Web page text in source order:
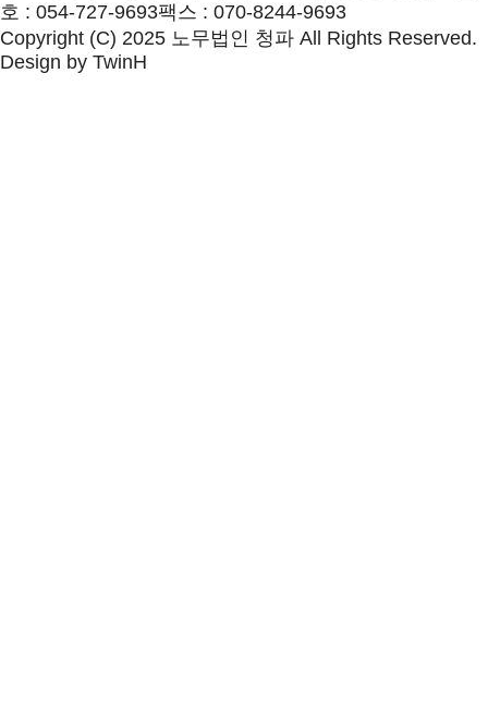
호 : 054-727-9693팩스 : 070-8244-9693
Copyright (C) 2025 노무법인 청파 All Rights Reserved.
Design by TwinH